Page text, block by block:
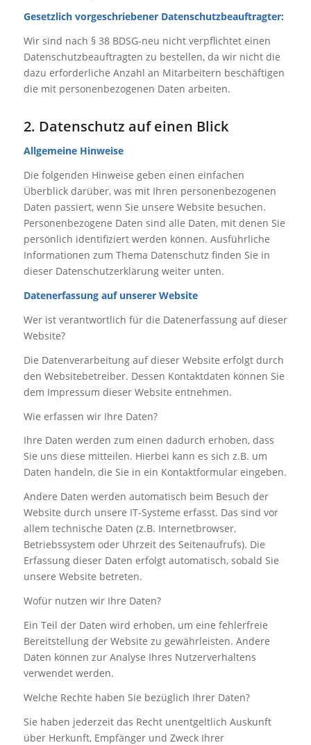
Gesetzlich vorgeschriebener Datenschutzbeauftragter:
Wir sind nach § 38 BDSG-neu nicht verpflichtet einen
Datenschutzbeauftragten zu bestellen, da wir nicht die
dazu erforderliche Anzahl an Mitarbeitern beschäftigen
die mit personenbezogenen Daten arbeiten.
2. Datenschutz auf einen Blick
Allgemeine Hinweise
Die folgenden Hinweise geben einen einfachen
Überblick darüber, was mit Ihren personenbezogenen
Daten passiert, wenn Sie unsere Website besuchen.
Personenbezogene Daten sind alle Daten, mit denen Sie
persönlich identifiziert werden können. Ausführliche
Informationen zum Thema Datenschutz finden Sie in
dieser Datenschutzerklärung weiter unten.
Datenerfassung auf unserer Website
Wer ist verantwortlich für die Datenerfassung auf dieser
Website?
Die Datenverarbeitung auf dieser Website erfolgt durch
den Websitebetreiber. Dessen Kontaktdaten können Sie
dem Impressum dieser Website entnehmen.
Wie erfassen wir Ihre Daten?
Ihre Daten werden zum einen dadurch erhoben, dass
Sie uns diese mitteilen. Hierbei kann es sich z.B. um
Daten handeln, die Sie in ein Kontaktformular eingeben.
Andere Daten werden automatisch beim Besuch der
Website durch unsere IT-Systeme erfasst. Das sind vor
allem technische Daten (z.B. Internetbrowser,
Betriebssystem oder Uhrzeit des Seitenaufrufs). Die
Erfassung dieser Daten erfolgt automatisch, sobald Sie
unsere Website betreten.
Wofür nutzen wir Ihre Daten?
Ein Teil der Daten wird erhoben, um eine fehlerfreie
Bereitstellung der Website zu gewährleisten. Andere
Daten können zur Analyse Ihres Nutzerverhaltens
verwendet werden.
Welche Rechte haben Sie bezüglich Ihrer Daten?
Sie haben jederzeit das Recht unentgeltlich Auskunft
über Herkunft, Empfänger und Zweck Ihrer